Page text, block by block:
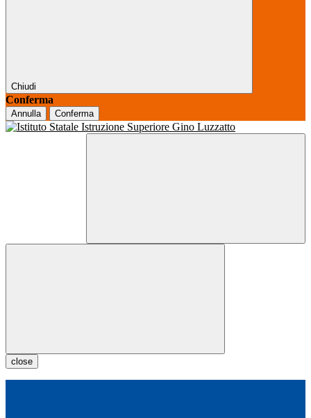
Chiudi
Conferma
Annulla Conferma
close